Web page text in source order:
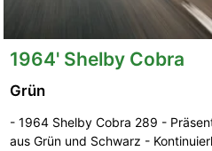
1964' Shelby Cobra
Grün
- 1964 Shelby Cobra 289 -
aus Grün und Schwarz -